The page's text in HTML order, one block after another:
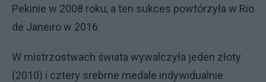
Pekinie w 2008 roku, a ten sukces powtórzyła w Rio
de Janeiro w 2016.
W mistrzostwach świata wywalczyła jeden złoty
(2010) i cztery srebrne medale indywidualnie